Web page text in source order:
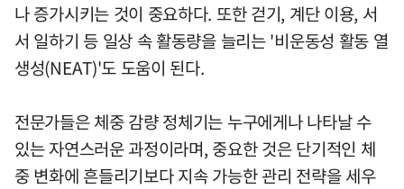
나 증가시키는 것이 중요하다. 또한 걷기, 계단 이용, 서
서 일하기 등 일상 속 활동량을 늘리는 '비운동성 활동 열
생성(NEAT)'도 도움이 된다.
전문가들은 체중 감량 정체기는 누구에게나 나타날 수
있는 자연스러운 과정이라며, 중요한 것은 단기적인 체
중 변화에 흔들리기보다 지속 가능한 관리 전략을 세우